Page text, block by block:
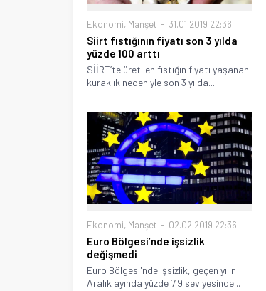
Ekonomi, Manşet 31.01.2019 22:36
Siirt fıstığının fiyatı son 3 yılda
yüzde 100 arttı
SİİRT’te üretilen fıstığın fiyatı yaşanan
kuraklık nedeniyle son 3 yılda...
Ekonomi, Manşet 02.02.2019 22:36
Euro Bölgesi’nde işsizlik
değişmedi
Euro Bölgesi'nde işsizlik, geçen yılın
Aralık ayında yüzde 7.9 seviyesinde...